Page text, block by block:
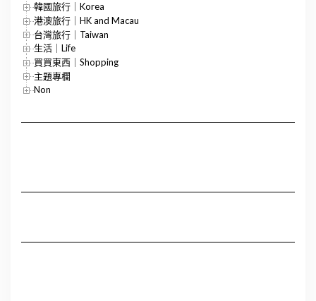
韓國旅行｜Korea
港澳旅行｜HK and Macau
台灣旅行｜Taiwan
生活｜Life
買買東西｜Shopping
主題專欄
Non